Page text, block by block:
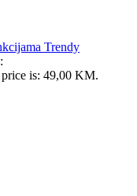
Trendy
is: 49,00 KM.